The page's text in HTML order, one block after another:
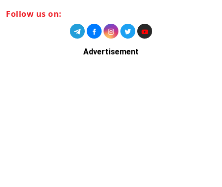
Follow us on:
Advertisement